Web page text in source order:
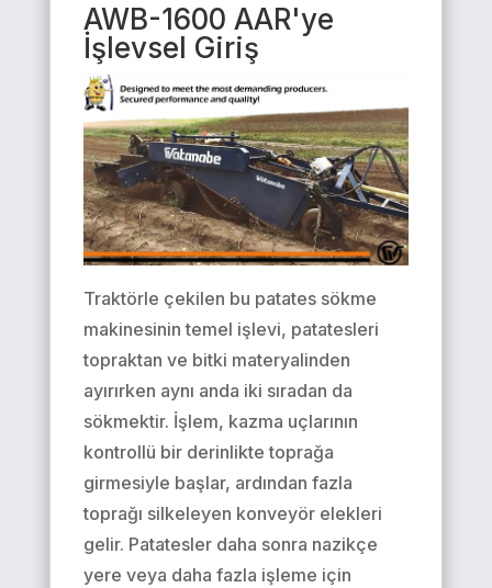
AWB-1600 AAR'ye
İşlevsel Giriş
Traktörle çekilen bu patates sökme
makinesinin temel işlevi, patatesleri
topraktan ve bitki materyalinden
ayırırken aynı anda iki sıradan da
sökmektir. İşlem, kazma uçlarının
kontrollü bir derinlikte toprağa
girmesiyle başlar, ardından fazla
toprağı silkeleyen konveyör elekleri
gelir. Patatesler daha sonra nazikçe
yere veya daha fazla işleme için